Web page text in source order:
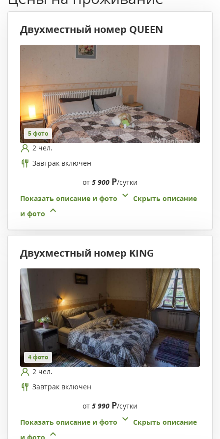
Двухместный номер QUEEN
5 фото
2 чел.
Завтрак включен
от 5 900 Р/сутки
Показать описание и фото
Скрыть описание
и фото
Двухместный номер KING
4 фото
2 чел.
Завтрак включен
от 5 990 Р/сутки
Показать описание и фото
Скрыть описание
и фото